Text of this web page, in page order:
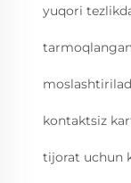
yuqori
kontaktsiz
tijorat uchun